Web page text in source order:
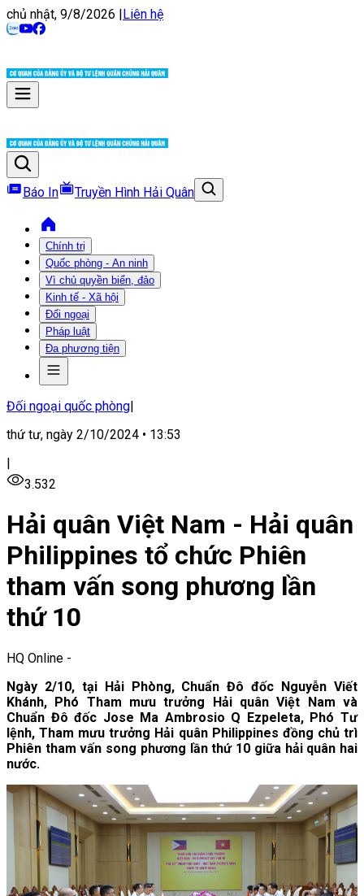
chủ nhật, 9/8/2026 |Liên hệ
Báo In Truyền Hình Hải Quân
Chính trị
Quốc phòng - An ninh
Vì chủ quyền biển, đảo
Kinh tế - Xã hội
Đối ngoại
Pháp luật
Đa phương tiện
Đối ngoại quốc phòng|
thứ tư, ngày 2/10/2024 • 13:53
|
3.532
Hải quân Việt Nam - Hải quân
Philippines tổ chức Phiên
tham vấn song phương lần
thứ 10
HQ Online -
Ngày 2/10, tại Hải Phòng, Chuẩn Đô đốc Nguyễn Viết
Khánh, Phó Tham mưu trưởng Hải quân Việt Nam và
Chuẩn Đô đốc Jose Ma Ambrosio Q Ezpeleta, Phó Tư
lệnh, Tham mưu trưởng Hải quân Philippines đồng chủ trì
Phiên tham vấn song phương lần thứ 10 giữa hải quân hai
nước.